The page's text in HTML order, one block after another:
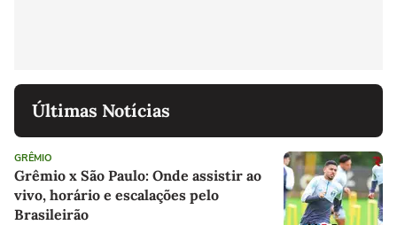
Últimas Notícias
GRÊMIO
Grêmio x São Paulo: Onde assistir ao
vivo, horário e escalações pelo
Brasileirão